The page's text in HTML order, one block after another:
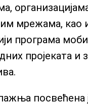
мрежама, као
програма
пројеката и
посвећена